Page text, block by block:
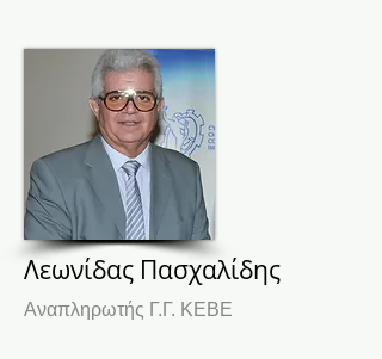
Λεωνίδας Πασχαλίδης
Αναπληρωτής Γ.Γ. ΚΕΒΕ